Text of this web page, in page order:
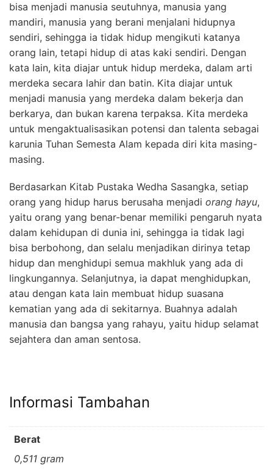
bisa menjadi manusia seutuhnya, manusia yang
mandiri, manusia yang berani menjalani hidupnya
sendiri, sehingga ia tidak hidup mengikuti katanya
orang lain, tetapi hidup di atas kaki sendiri. Dengan
kata lain, kita diajar untuk hidup merdeka, dalam arti
merdeka secara lahir dan batin. Kita diajar untuk
menjadi manusia yang merdeka dalam bekerja dan
berkarya, dan bukan karena terpaksa. Kita merdeka
untuk mengaktualisasikan potensi dan talenta sebagai
karunia Tuhan Semesta Alam kepada diri kita masing-
masing.
Berdasarkan Kitab Pustaka Wedha Sasangka, setiap
orang yang hidup harus berusaha menjadi orang hayu,
yaitu orang yang benar-benar memiliki pengaruh nyata
dalam kehidupan di dunia ini, sehingga ia tidak lagi
bisa berbohong, dan selalu menjadikan dirinya tetap
hidup dan menghidupi semua makhluk yang ada di
lingkungannya. Selanjutnya, ia dapat menghidupkan,
atau dengan kata lain membuat hidup suasana
kematian yang ada di sekitarnya. Buahnya adalah
manusia dan bangsa yang rahayu, yaitu hidup selamat
sejahtera dan aman sentosa.
Informasi Tambahan
Berat
0,511 gram